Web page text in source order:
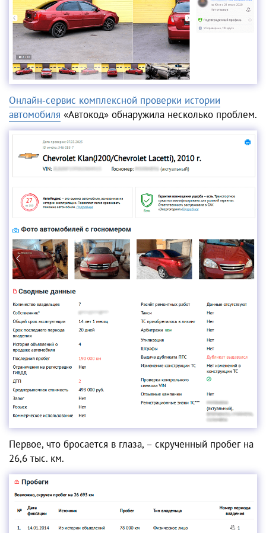
Онлайн‑сервис комплексной проверки истории
автомобиля «Автокод» обнаружила несколько проблем.
Первое, что бросается в глаза, – скрученный пробег на
26,6 тыс. км.